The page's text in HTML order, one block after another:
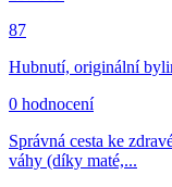
87
Hubnutí, originální
0 hodnocení
Správná cesta ke
váhy (díky maté,...